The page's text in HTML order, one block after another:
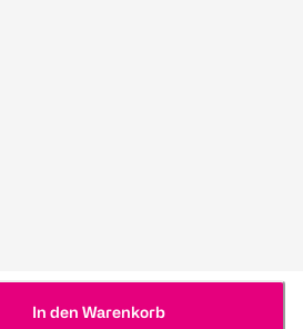
In den Warenkorb